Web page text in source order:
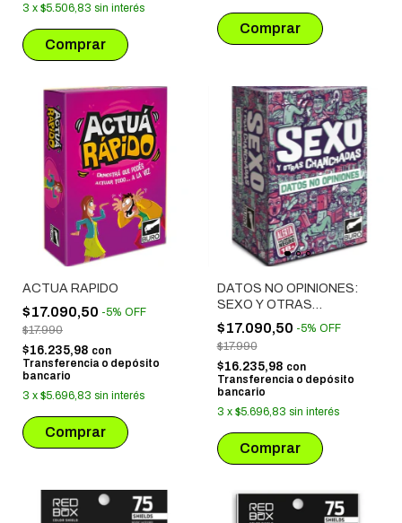
3 x $5.506,83 sin interés
ACTUA RAPIDO
$17.090,50 -5% OFF
$17.990
$16.235,98 con
Transferencia o depósito
bancario
3 x $5.696,83 sin interés
DATOS NO OPINIONES:
SEXO Y OTRAS
CHANCHADAS
$17.090,50 -5% OFF
$17.990
$16.235,98 con
Transferencia o depósito
bancario
3 x $5.696,83 sin interés